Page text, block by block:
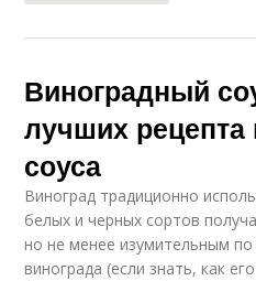
Виноградный
лучших рецепта
соуса
Виноград традиционно
белых и черных сортов
но не менее изумительным по
винограда (если знать, как